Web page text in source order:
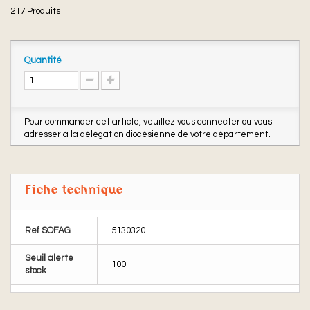
217 Produits
Quantité
Pour commander cet article, veuillez vous connecter ou vous
adresser à la délégation diocésienne de votre département.
Fiche technique
Ref SOFAG 5130320
Seuil alerte
stock
100